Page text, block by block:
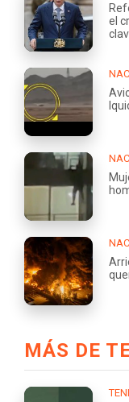
el
MÁS DE